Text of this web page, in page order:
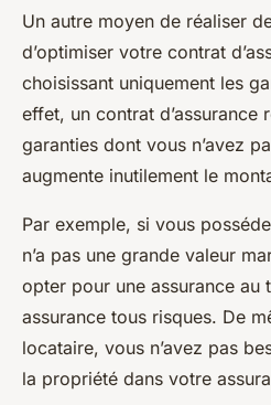
Un autre moyen de réaliser
d’optimiser votre contrat
choisissant uniquement les
effet, un contrat d’assurance
garanties dont vous n’avez
augmente inutilement le
Par exemple, si vous
n’a pas une grande valeur
opter pour une assurance au
assurance tous risques. De
locataire, vous n’avez pas
la propriété dans votre